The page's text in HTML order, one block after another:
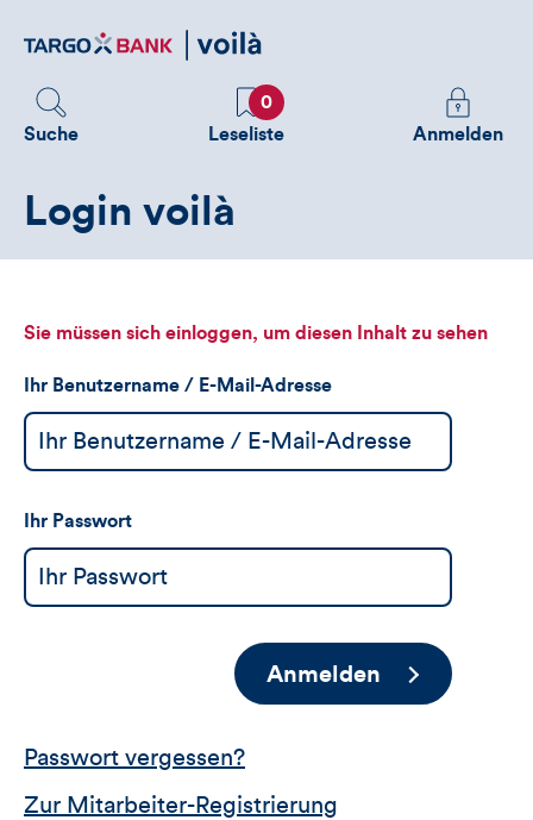
zum
Suche
Favoriten
0
Leseliste
Melden
Sie
sehen
Anmelden
Login voilà
Sie müssen sich einloggen, um diesen Inhalt zu sehen
Ihr Benutzername / E-Mail-Adresse
Ihr Passwort
Anmelden
Passwort vergessen?
Zur Mitarbeiter-Registrierung